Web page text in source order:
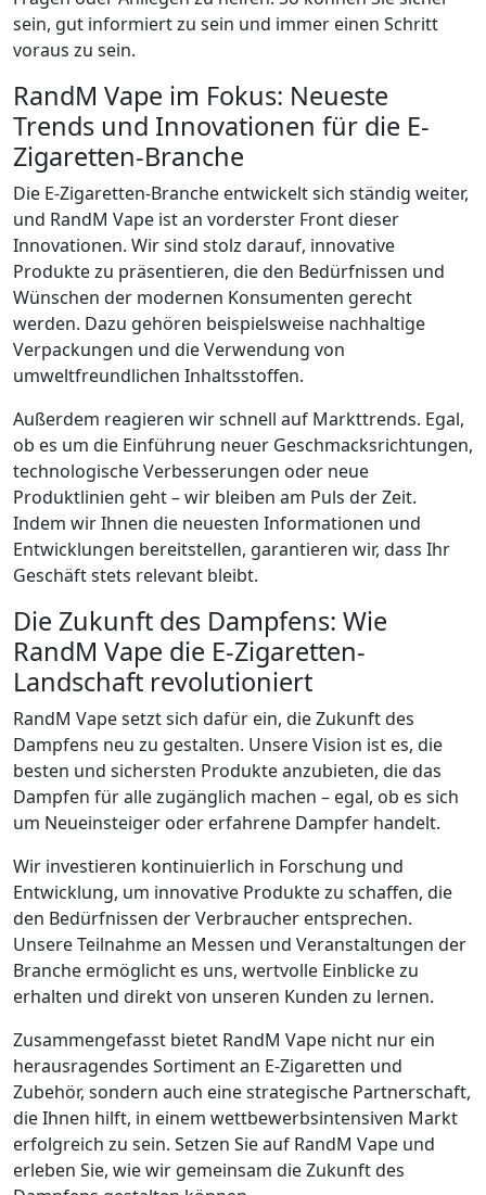
sein, gut informiert zu sein und immer einen Schritt
voraus zu sein.
RandM Vape im Fokus: Neueste
Trends und Innovationen für die E-
Zigaretten-Branche
Die E-Zigaretten-Branche entwickelt sich ständig weiter,
und RandM Vape ist an vorderster Front dieser
Innovationen. Wir sind stolz darauf, innovative
Produkte zu präsentieren, die den Bedürfnissen und
Wünschen der modernen Konsumenten gerecht
werden. Dazu gehören beispielsweise nachhaltige
Verpackungen und die Verwendung von
umweltfreundlichen Inhaltsstoffen.
Außerdem reagieren wir schnell auf Markttrends. Egal,
ob es um die Einführung neuer Geschmacksrichtungen,
technologische Verbesserungen oder neue
Produktlinien geht – wir bleiben am Puls der Zeit.
Indem wir Ihnen die neuesten Informationen und
Entwicklungen bereitstellen, garantieren wir, dass Ihr
Geschäft stets relevant bleibt.
Die Zukunft des Dampfens: Wie
RandM Vape die E-Zigaretten-
Landschaft revolutioniert
RandM Vape setzt sich dafür ein, die Zukunft des
Dampfens neu zu gestalten. Unsere Vision ist es, die
besten und sichersten Produkte anzubieten, die das
Dampfen für alle zugänglich machen – egal, ob es sich
um Neueinsteiger oder erfahrene Dampfer handelt.
Wir investieren kontinuierlich in Forschung und
Entwicklung, um innovative Produkte zu schaffen, die
den Bedürfnissen der Verbraucher entsprechen.
Unsere Teilnahme an Messen und Veranstaltungen der
Branche ermöglicht es uns, wertvolle Einblicke zu
erhalten und direkt von unseren Kunden zu lernen.
Zusammengefasst bietet RandM Vape nicht nur ein
herausragendes Sortiment an E-Zigaretten und
Zubehör, sondern auch eine strategische Partnerschaft,
die Ihnen hilft, in einem wettbewerbsintensiven Markt
erfolgreich zu sein. Setzen Sie auf RandM Vape und
erleben Sie, wie wir gemeinsam die Zukunft des